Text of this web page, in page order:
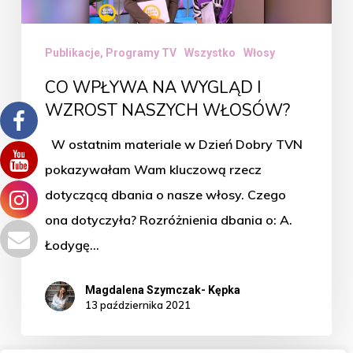
Publikacje, Programy TV Wszystko Włosy
CO WPŁYWA NA WYGLĄD I
WZROST NASZYCH WŁOSÓW?
W ostatnim materiale w Dzień Dobry TVN
pokazywałam Wam kluczową rzecz
dotyczącą dbania o nasze włosy. Czego
ona dotyczyła? Rozróżnienia dbania o: A.
Łodygę…
Magdalena Szymczak- Kępka
13 października 2021